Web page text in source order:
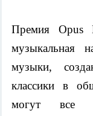
Премия Opus
музыкальная
музыки,
классики в
могут все